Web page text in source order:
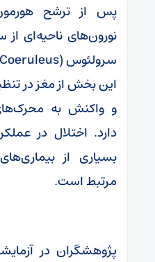
پس از ترشح
نورون‌های ناحیه‌ای
این بخش از مغز در
و واکنش به
دارد. اختلال در
بسیاری از
مرتبط است.
پژوهشگران در